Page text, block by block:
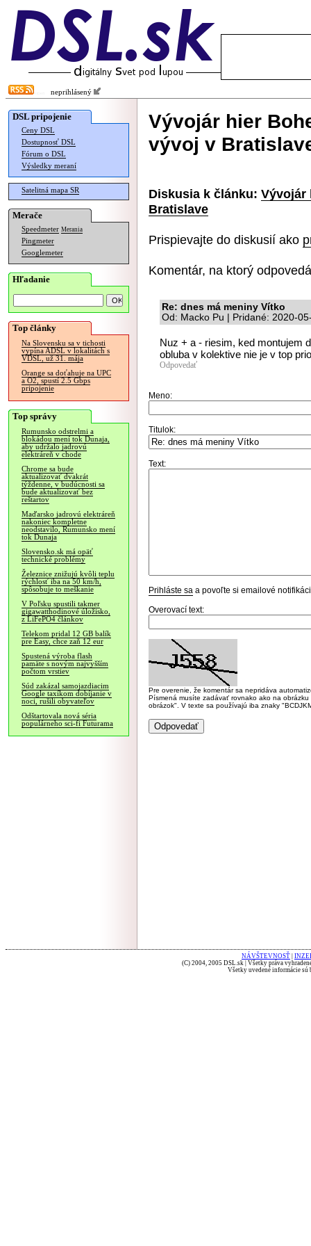
neprihlásený
DSL pripojenie
Ceny DSL
Dostupnosť DSL
Fórum o DSL
Výsledky meraní
Satelitná mapa SR
Merače
Speedmeter Merania
Pingmeter
Googlemeter
Hľadanie
Top články
Na Slovensku sa v tichosti
vypína ADSL v lokalitách s
VDSL, už 31. mája
Orange sa doťahuje na UPC
a O2, spustí 2.5 Gbps
pripojenie
Top správy
Rumunsko odstrelmi a
blokádou mení tok Dunaja,
aby udržalo jadrovú
elektráreň v chode
Chrome sa bude
aktualizovať dvakrát
týždenne, v budúcnosti sa
bude aktualizovať bez
reštartov
Maďarsko jadrovú elektráreň
nakoniec kompletne
neodstavilo, Rumunsko mení
tok Dunaja
Slovensko.sk má opäť
technické problémy
Železnice znižujú kvôli teplu
rýchlosť iba na 50 km/h,
spôsobuje to meškanie
V Poľsku spustili takmer
gigawatthodinové úložisko,
z LiFePO4 článkov
Telekom pridal 12 GB balík
pre Easy, chce zaň 12 eur
Spustená výroba flash
pamäte s novým najvyšším
počtom vrstiev
Súd zakázal samojazdiacim
Google taxíkom dobíjanie v
noci, rušili obyvateľov
Odštartovala nová séria
populárneho sci-fi Futurama
Vývojár hier
vývoj v
Diskusia k článku: Vývojár
Bratislave
Prispievajte do diskusií ako
Komentár, na ktorý
Re: dnes má meniny Vítko
Od: Macko Pu | Pridané: 2020-
Nuz + a - riesim, ked montujem
obluba v kolektive nie je v top
Odpovedať
Meno:
Titulok:
Text:
Prihláste sa a povoľte si emailové
Overovací text:
Pre overenie, že komentár sa nepridáva
Písmená musíte zadávať rovnako ako na
obrázok". V texte sa používajú iba znaky
NÁVŠTEVNOSŤ
(C) 2004, 2005 DSL.sk | Všetky práva
Všetky uvedené informácie sú